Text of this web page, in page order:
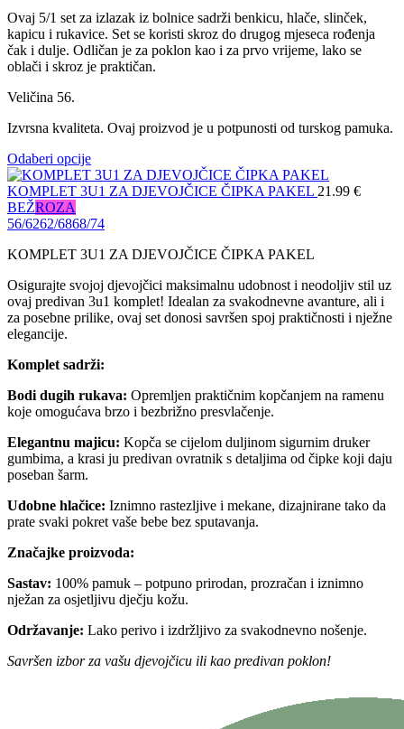
Ovaj 5/1 set za izlazak iz bolnice sadrži benkicu, hlače, slinček,
kapicu i rukavice. Set se koristi skroz do drugog mjeseca rođenja
čak i dulje. Odličan je za poklon kao i za prvo vrijeme, lako se
oblači i skroz je praktičan.
Veličina 56.
Izvrsna kvaliteta. Ovaj proizvod je u potpunosti od turskog pamuka.
Odaberi opcije
KOMPLET 3U1 ZA DJEVOJČICE ČIPKA PAKEL 21.99 €
BEŽROZA
56/6262/6868/74
KOMPLET 3U1 ZA DJEVOJČICE ČIPKA PAKEL
Osigurajte svojoj djevojčici maksimalnu udobnost i neodoljiv stil uz
ovaj predivan 3u1 komplet! Idealan za svakodnevne avanture, ali i
za posebne prilike, ovaj set donosi savršen spoj praktičnosti i nježne
elegancije.
Komplet sadrži:
Bodi dugih rukava: Opremljen praktičnim kopčanjem na ramenu
koje omogućava brzo i bezbrižno presvlačenje.
Elegantnu majicu: Kopča se cijelom duljinom sigurnim druker
gumbima, a krasi ju predivan ovratnik s detaljima od čipke koji daju
poseban šarm.
Udobne hlačice: Iznimno rastezljive i mekane, dizajnirane tako da
prate svaki pokret vaše bebe bez sputavanja.
Značajke proizvoda:
Sastav: 100% pamuk – potpuno prirodan, prozračan i iznimno
nježan za osjetljivu dječju kožu.
Održavanje: Lako perivo i izdržljivo za svakodnevno nošenje.
Savršen izbor za vašu djevojčicu ili kao predivan poklon!